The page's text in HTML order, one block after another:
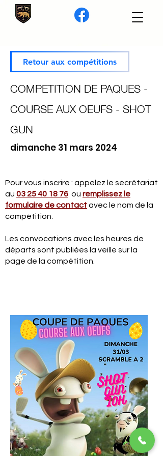
Retour aux compétitions
COMPETITION DE PAQUES -
COURSE AUX OEUFS - SHOT
GUN
dimanche 31 mars 2024
Pour vous inscrire : appelez le secrétariat
au 03 25 40 18 76 ou remplissez le
formulaire de contactavec le nom de la
compétition.
Les convocations avec les heures de
départs sont publiées la veille sur la
page de la compétition.